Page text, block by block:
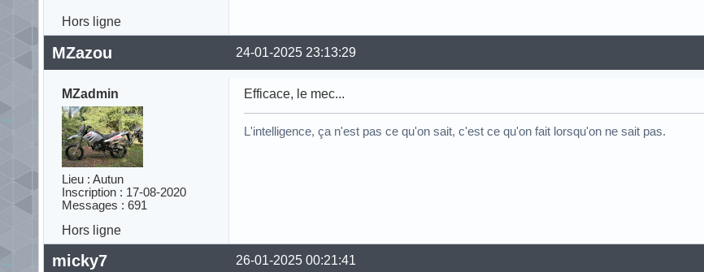
Hors ligne
24-01-2025 23:13:29
MZazou
MZadmin
Lieu : Autun
Inscription : 17-08-2020
Messages : 691
Efficace, le mec...
L'intelligence, ça n'est pas ce qu'on sait, c'est ce qu'on fait lorsqu'on ne sait pas.
Hors ligne
26-01-2025 00:21:41
micky7